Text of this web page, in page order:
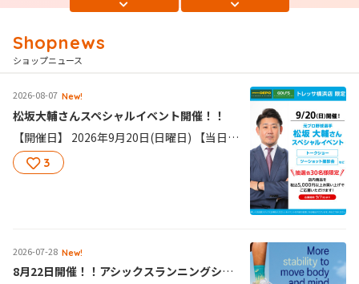
ショップニュース
2026-08-07 New!
松坂大輔さんスペシャルイベント開催！！
【開催日】 2026年9月20日(日曜日) 【当日のスケジュール】 13時00分：受付開始 13時30分：イベント開始 ・トークショー ・2ショット撮影会 ・じゃんけん大会(景品は当日のお楽しみ！) 15時：終了予定 【応募条件】 神奈川県内のスポーツデポ、アルペン、ゴルフ5店舗にて店内商品税込5,000円以上をご購入の上、専用応募フォームよりご応募いただいた方から抽選で各30名様をご招待いたします。 ※ご応募には商品お買い上げ時に受け取られたレシート記載の「バーコード直下の18桁の番号」が必要となります。必ずレシートをお受け取りください。 ※応募は1会計につきスポーツデポもしくはゴルフ5のイベントどちらか1回の応募となります。 ※イベント応募の詳細について不明な点は店頭スタッフにおたずねください。 【応募期間】 8月7日(土)～9月7日(月)
3
2026-07-28 New!
8月22日開催！！アシックスランニングシューズ 試走会イベント！！